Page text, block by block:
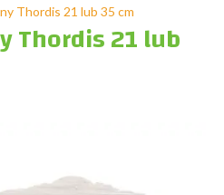
Thordis 21 lub 35 cm
Thordis 21 lub